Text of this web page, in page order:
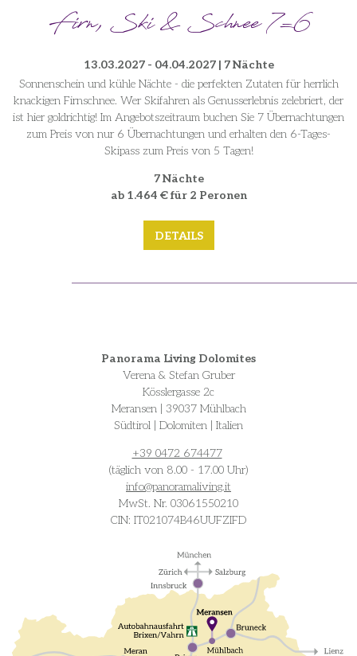
Firn, Ski & Schnee 7=6
13.03.2027 - 04.04.2027 | 7 Nächte
Sonnenschein und kühle Nächte - die perfekten Zutaten für herrlich
knackigen Firnschnee. Wer Skifahren als Genusserlebnis zelebriert, der
ist hier goldrichtig! Im Angebotszeitraum buchen Sie 7 Übernachtungen
zum Preis von nur 6 Übernachtungen und erhalten den 6-Tages-
Skipass zum Preis von 5 Tagen!
7 Nächte
ab 1.464 € für 2 Peronen
DETAILS
Panorama Living Dolomites
Verena & Stefan Gruber
Kösslergasse 2c
Meransen | 39037 Mühlbach
Südtirol | Dolomiten | Italien
+39 0472 674477
(täglich von 8.00 - 17.00 Uhr)
info@panoramaliving.it
MwSt. Nr. 03061550210
CIN: IT021074B46UUFZIFD